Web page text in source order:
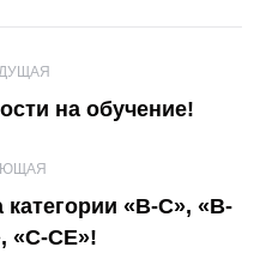
на обучение!
запись:
категории «В-С», «В-
«С-СЕ»!